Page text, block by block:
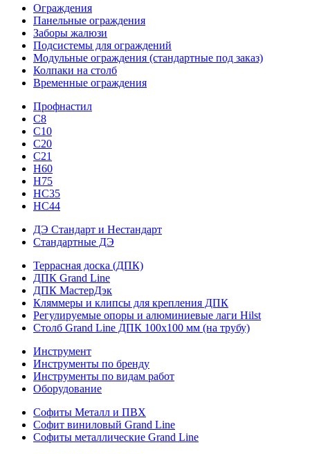
Ограждения
Панельные ограждения
Заборы жалюзи
Подсистемы для ограждений
Модульные ограждения (стандартные под заказ)
Колпаки на столб
Временные ограждения
Профнастил
С8
С10
С20
С21
H60
H75
HС35
НС44
ДЭ Стандарт и Нестандарт
Стандартные ДЭ
Террасная доска (ДПК)
ДПК Grand Line
ДПК МастерДэк
Кляммеры и клипсы для крепления ДПК
Регулируемые опоры и алюминиевые лаги Hilst
Столб Grand Line ДПК 100х100 мм (на трубу)
Инструмент
Инструменты по бренду
Инструменты по видам работ
Оборудование
Софиты Металл и ПВХ
Софит виниловый Grand Line
Софиты металлические Grand Line